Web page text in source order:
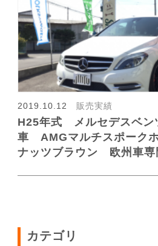
2019.10.12 販売実績
H25年式 メルセデスベ
車 AMGマルチスポーク
ナッツブラウン 欧州車
カテゴリ